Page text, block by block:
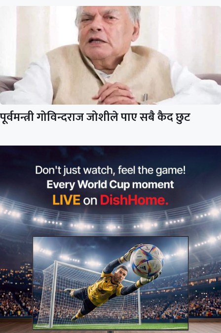
पूर्वमन्त्री गोविन्दराज जोशीले पाए सबै कैद छुट